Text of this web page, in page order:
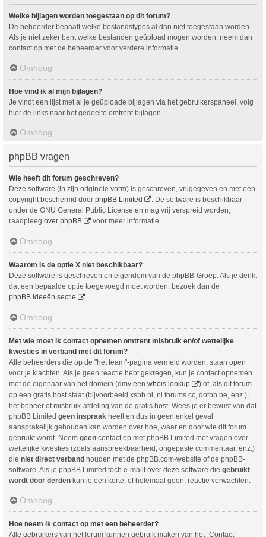
Welke bijlagen worden toegestaan op dit forum?
De beheerder bepaalt welke bestandstypes al dan niet toegestaan worden.
Als je niet zeker bent welke bestanden geüpload mogen worden, neem dan
contact op met de beheerder voor verdere informatie.
Omhoog
Hoe vind ik al mijn bijlagen?
Je vindt een lijst met al je geüploade bijlagen via het gebruikerspaneel, volg
hier de links naar het gedeelte omtrent bijlagen.
Omhoog
phpBB vragen
Wie heeft dit forum geschreven?
Deze software (in zijn originele vorm) is geschreven, vrijgegeven en met een
copyright beschermd door phpBB Limited
. De software is beschikbaar
onder de GNU General Public License en mag vrij verspreid worden,
raadpleeg over phpBB voor meer informatie.
Omhoog
Waarom is de optie X niet beschikbaar?
Deze software is geschreven en eigendom van de phpBB-Groep. Als je denkt
dat een bepaalde optie toegevoegd moet worden, bezoek dan de
phpBB Ideeën sectie
.
Omhoog
Met wie moet ik contact opnemen omtrent misbruik en/of wettelijke
kwesties in verband met dit forum?
Alle beheerders die op de "het team"-pagina vermeld worden, staan open
voor je klachten. Als je geen reactie hebt gekregen, kun je contact opnemen
met de eigenaar van het domein (dmv een whois lookup
) of, als dit forum
op een gratis host staat (bijvoorbeeld xsbb.nl, nl.forums.cc, dotbb.be, enz.),
het beheer of misbruik-afdeling van de gratis host. Wees je er bewust van dat
phpBB Limited geen inspraak heeft en dus in geen enkel geval
aansprakelijk gehouden kan worden over hoe, waar en door wie dit forum
gebruikt wordt. Neem geen contact op met phpBB Limited met vragen over
wettelijke kwesties (zoals aanspreekbaarheid, ongepaste commentaar, enz.)
die niet direct verband houden met de phpBB.com-website of de phpBB-
software. Als je phpBB Limited toch e-mailt over deze software die gebruikt
wordt door derden kun je een korte, of helemaal geen, reactie verwachten.
Omhoog
Hoe neem ik contact op met een beheerder?
Alle gebruikers van het forum kunnen gebruik maken van het “Contact”-